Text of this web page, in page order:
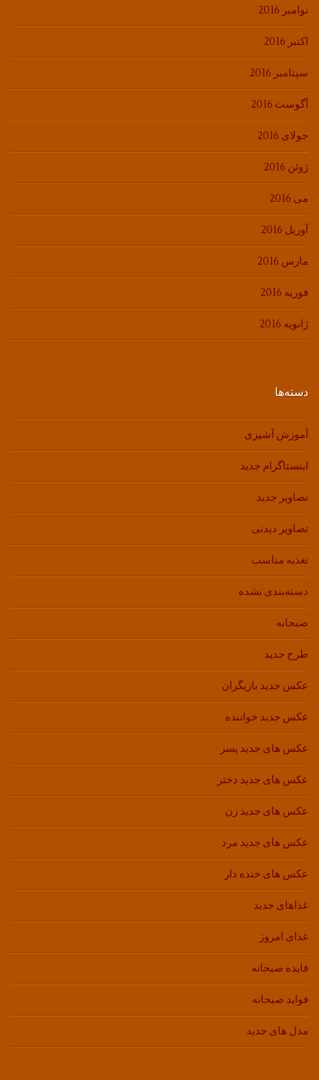
نوامبر 2016
اکتبر 2016
سپتامبر 2016
آگوست 2016
جولای 2016
ژوئن 2016
می 2016
آوریل 2016
مارس 2016
فوریه 2016
ژانویه 2016
دسته‌ها
آموزش آشپزی
اینستاگرام جدید
تصاویر جدید
تصاویر دیدنی
تغذیه مناسب
دسته‌بندی نشده
صبحانه
طرح جدید
عکس جدید بازیگران
عکس جدید خواننده
عکس های جدید پسر
عکس های جدید دختر
عکس های جدید زن
عکس های جدید مرد
عکس های خنده دار
غذاهای جدید
غذای امروز
فایده صبحانه
فواید صبحانه
مدل های جدید